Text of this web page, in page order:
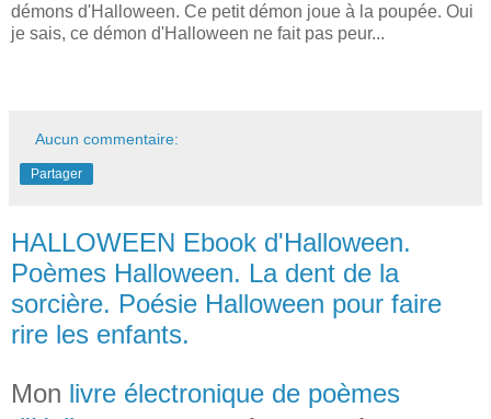
démons d'Halloween. Ce petit démon joue à la poupée. Oui
je sais, ce démon d'Halloween ne fait pas peur...
Aucun commentaire:
Partager
HALLOWEEN Ebook d'Halloween.
Poèmes Halloween. La dent de la
sorcière. Poésie Halloween pour faire
rire les enfants.
Mon livre électronique de poèmes